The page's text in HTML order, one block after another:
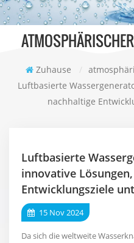
Zuhause /
Luftbasierte
nachhaltige
Luftbasierte
innovative
Entwicklungsziele
15 Nov 2024
Da sich die weltweite